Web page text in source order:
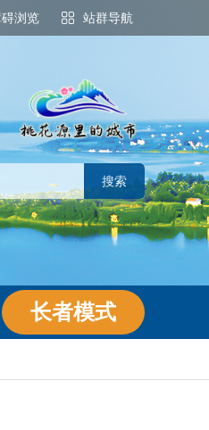
浏览 站群导航
桃花源里的城市
长者模式